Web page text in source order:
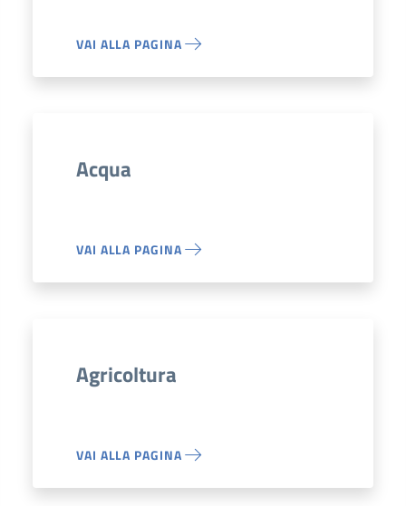
VAI ALLA PAGINA
Acqua
VAI ALLA PAGINA
Agricoltura
VAI ALLA PAGINA